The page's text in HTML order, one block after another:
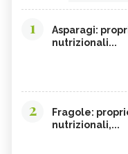
1
Asparagi:
nutrizionali...
2
Fragole:
nutrizionali,...